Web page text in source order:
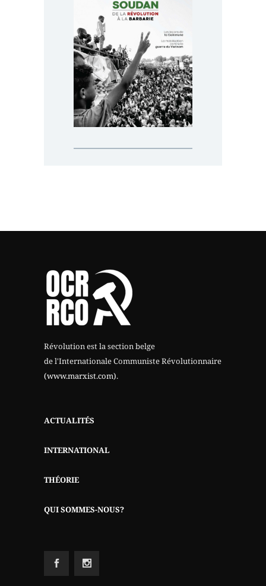
Révolution est la section belge
de l'Internationale Communiste Révolutionnaire
(www.marxist.com).
ACTUALITÉS
INTERNATIONAL
THÉORIE
QUI SOMMES-NOUS?